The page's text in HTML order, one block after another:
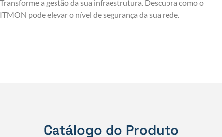
Transforme a gestão da sua infraestrutura. Descubra como o
ITMON pode elevar o nível de segurança da sua rede.
Catálogo do Produto